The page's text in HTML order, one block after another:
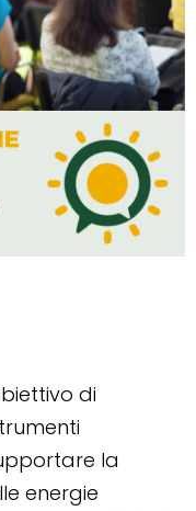
di
la
energie